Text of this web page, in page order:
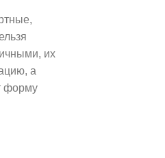
их
а
форму